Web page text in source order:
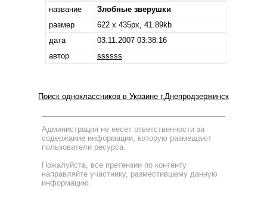
название
Злобные зверушки
размер
622 x 435px, 41.89kb
дата
03.11.2007 03:38:16
автор
ssssss
Поиск одноклассников в Украине г.Днепродзержинск
Администрация не несет ответственности за
содержание информации, которую размещают
пользователи ресурса.
Пожалуйста, все претензии по контенту
направляйте участнику, разместившему данную
информацию.